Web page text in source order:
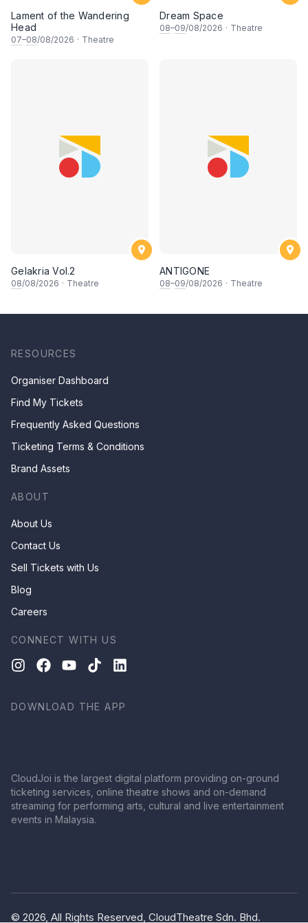
Lament of the Wandering
Head
07–08/08/2026 · Theatre
Dream Space
08–09/08/2026 · Theatre
Gelakria Vol.2
08/08/2026 · Theatre
ANTIGONE
08–09/08/2026 · Theatre
RESOURCES
Organiser Dashboard
Find My Tickets
Frequently Asked Questions
Ticketing Terms & Conditions
Brand Assets
ABOUT
About Us
Contact Us
Sell Tickets with Us
Blog
Careers
CONNECT WITH US
DOWNLOAD THE APP
CloudJoi is the largest digital platform providing on-ground
ticketing services, online theatre shows and on-demand
streaming for performing arts, cultural and live entertainment
events in Malaysia.
© 2026, All Rights Reserved, CloudTheatre Sdn. Bhd.